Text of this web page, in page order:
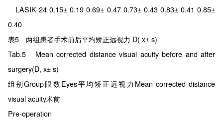
LASIK 24 0.15± 0.19 0.69± 0.47 0.73± 0.43 0.83± 0.41 0.85±
0.40
表5 两组患者手术前后平均矫正远视力 D( x± s)
Tab.5 Mean corrected distance visual acuity before and after
surgery(D, x± s)
组别Group眼数Eyes平均矫正远视力Mean corrected distance
visual acuity术前
Pre-operation